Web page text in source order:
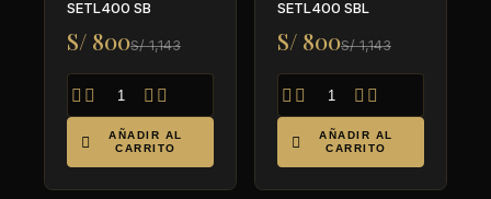
SETL400 SB
S/ 800S/ 1,143
   

AÑADIR AL
CARRITO
SETL400 SBL
S/ 800S/ 1,143
   

AÑADIR AL
CARRITO